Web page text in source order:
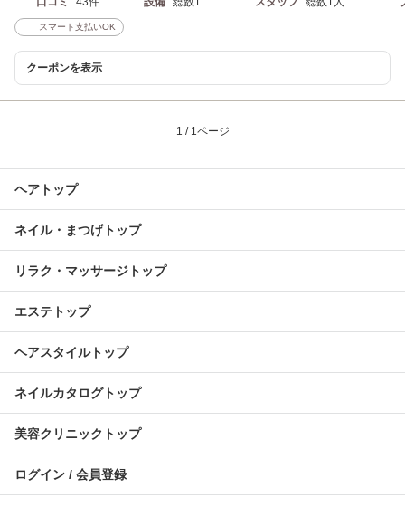
スマート支払いOK
クーポンを表示
1 / 1ページ
ヘアトップ
ネイル・まつげトップ
リラク・マッサージトップ
エステトップ
ヘアスタイルトップ
ネイルカタログトップ
美容クリニックトップ
ログイン / 会員登録